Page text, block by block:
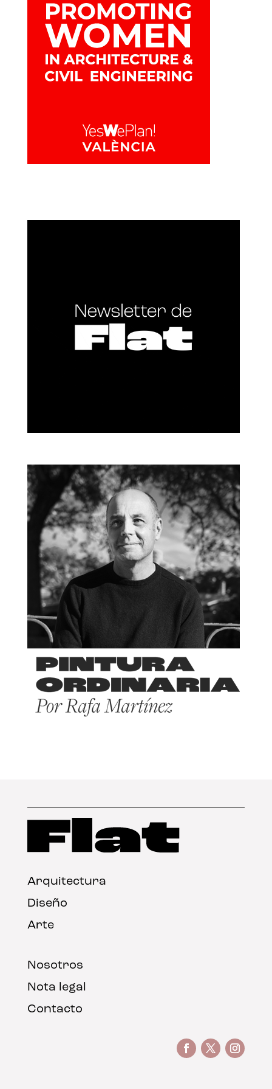
Arquitectura
Diseño
Arte
Nosotros
Nota legal
Contacto